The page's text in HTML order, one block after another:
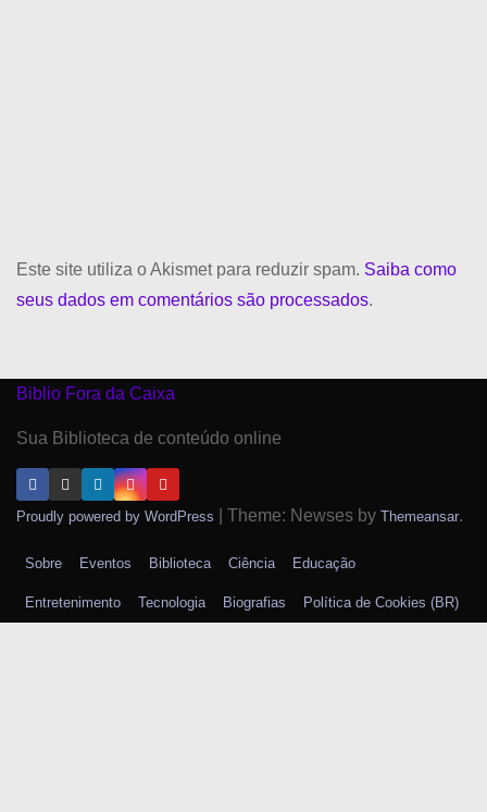
Este site utiliza o Akismet para reduzir spam. Saiba como
seus dados em comentários são processados.
Biblio Fora da Caixa
Sua Biblioteca de conteúdo online
Proudly powered by WordPress Theme: Newses by Themeansar.
Sobre Eventos Biblioteca Ciência Educação
Entretenimento Tecnologia Biografias Política de Cookies (BR)